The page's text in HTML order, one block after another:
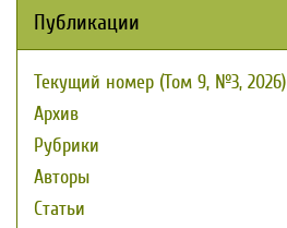
Публикации
Текущий номер (Том 9, №3, 2026)
Архив
Рубрики
Авторы
Статьи